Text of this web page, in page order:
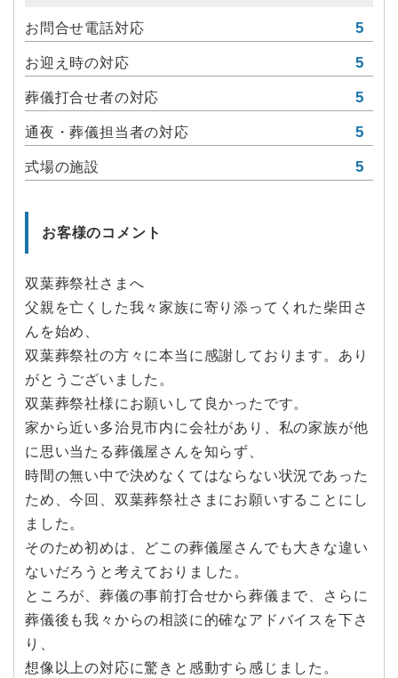
お問合せ電話対応 5
お迎え時の対応 5
葬儀打合せ者の対応 5
通夜・葬儀担当者の対応 5
式場の施設 5
お客様のコメント
双葉葬祭社さまへ
父親を亡くした我々家族に寄り添ってくれた柴田さ
んを始め、
双葉葬祭社の方々に本当に感謝しております。あり
がとうございました。
双葉葬祭社様にお願いして良かったです。
家から近い多治見市内に会社があり、私の家族が他
に思い当たる葬儀屋さんを知らず、
時間の無い中で決めなくてはならない状況であった
ため、今回、双葉葬祭社さまにお願いすることにし
ました。
そのため初めは、どこの葬儀屋さんでも大きな違い
ないだろうと考えておりました。
ところが、葬儀の事前打合せから葬儀まで、さらに
葬儀後も我々からの相談に的確なアドバイスを下さ
り、
想像以上の対応に驚きと感動すら感じました。